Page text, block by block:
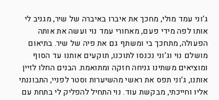
ג’וני עמד מולי, מחכך את איברו באיברה של שיר, מגניב לי
אותו לפה מידי פעם, מאחורי עמד נוי ועשה את אותה
הפעולה, מתחכך בי ומשתף גם את פיה של שיר. בתיאום
מושלם נוי וג’וני נכנסו לתוכנו, תוקעים אותנו עד הסוף
ומוציאים משתינו גניחה חזקה ומתואמת. הבנים החלו לזיין
אותנו, ג’וני תפס את ראשי מהשיערות וסטר לפניי, התבוננתי
אליו וחייכתי, מבקשת עוד. נוי התחיל להפליק לי בתחת עם